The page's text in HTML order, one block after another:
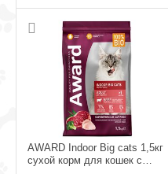
AWARD Indoor Big cats 1,5кг
сухой корм для кошек с